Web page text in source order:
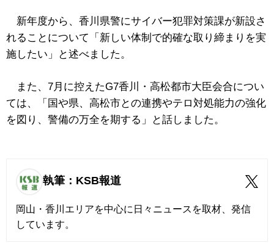
新年度から、香川県警にサイバー犯罪対策課が新設さ
れることについて「新しい体制で的確な取り締まりを実
施したい」と述べました。
また、7月に控えたG7香川・高松都市大臣会合につい
ては、「国や県、高松市との連携やテロ対処能力の強化
を図り、警備の万全を期する」と話しました。
執筆：KSB報道
岡山・香川エリアを中心に日々ニュースを取材、発信
しています。